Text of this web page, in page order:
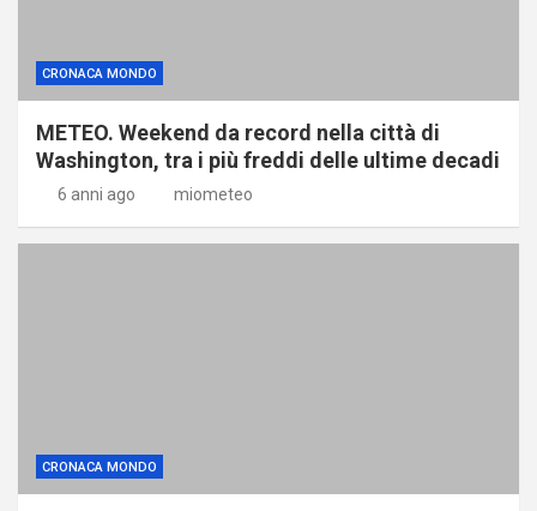
CRONACA MONDO
METEO. Weekend da record nella città di
Washington, tra i più freddi delle ultime decadi
6 anni ago miometeo
CRONACA MONDO